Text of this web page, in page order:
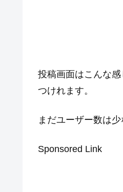
投稿画面はこんな
つけれます。
まだユーザー数は
Sponsored Link